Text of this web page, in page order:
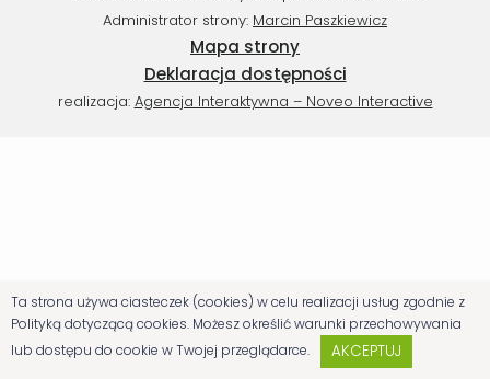
Administrator strony: Marcin Paszkiewicz
Mapa strony
Deklaracja dostępności
realizacja: Agencja Interaktywna – Noveo Interactive
Ta strona używa ciasteczek (cookies) w celu realizacji usług zgodnie z
Polityką dotyczącą cookies. Możesz określić warunki przechowywania
lub dostępu do cookie w Twojej przeglądarce.
AKCEPTUJ